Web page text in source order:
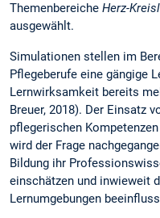
Themenbereiche Herz-
ausgewählt.
Simulationen stellen im
Pflegeberufe eine gängige
Lernwirksamkeit bereits
Breuer, 2018). Der Einsatz
pflegerischen
wird der Frage
Bildung ihr
einschätzen und inwieweit
Lernumgebungen